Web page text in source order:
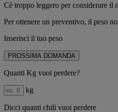
Cè troppo leggero per considerare il
Per ottenere un preventivo, il peso
Inserisci il tuo peso
PROSSIMA DOMANDA
Quanti Kg vuoi perdere?
kg
Dicci quanti chili vuoi perdere